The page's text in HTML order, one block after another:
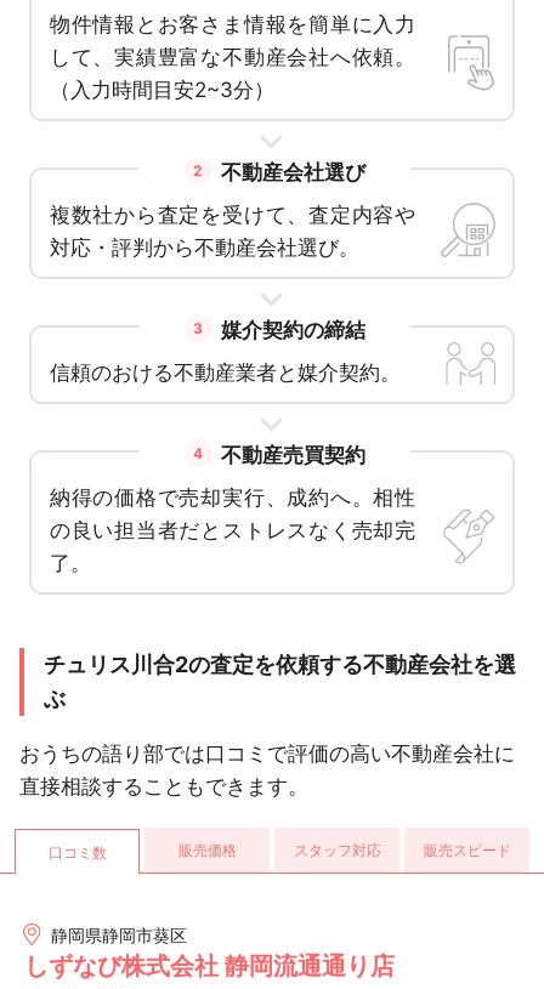
物件情報とお客さま情報を簡単に入力
して、実績豊富な不動産会社へ依頼。
（入力時間目安2~3分）
2
不動産会社選び
複数社から査定を受けて、査定内容や
対応・評判から不動産会社選び。
3
媒介契約の締結
信頼のおける不動産業者と媒介契約。
4
不動産売買契約
納得の価格で売却実行、成約へ。相性
の良い担当者だとストレスなく売却完
了。
チュリス川合2の査定を依頼する不動産会社を選
ぶ
おうちの語り部では口コミで評価の高い不動産会社に
直接相談することもできます。
口コミ数 販売価格 スタッフ対応 販売スピード
静岡県静岡市葵区
しずなび株式会社 静岡流通通り店